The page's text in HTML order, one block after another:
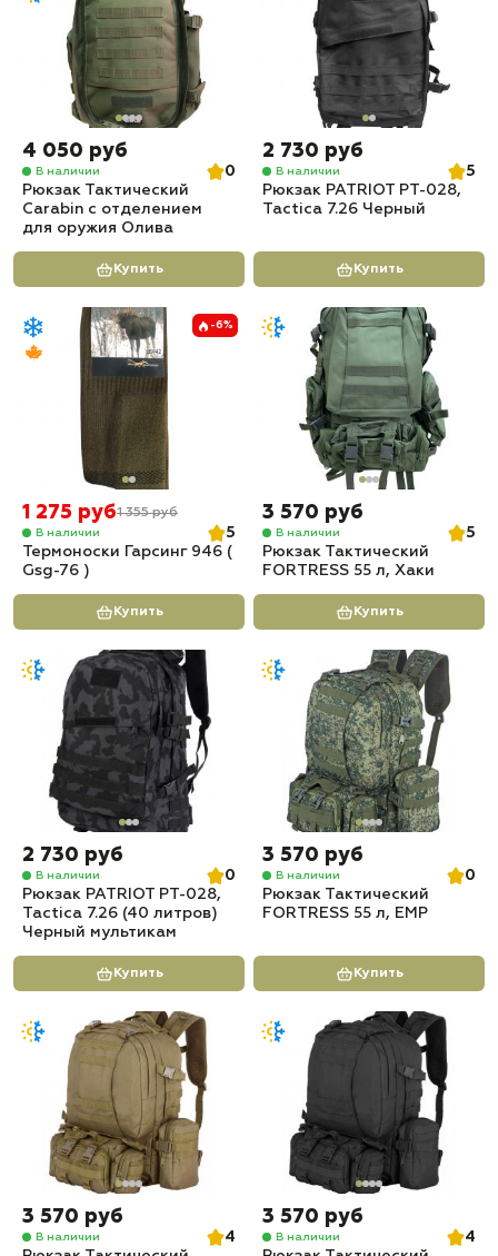
4 050 руб
В наличии
0
Рюкзак Тактический
Carabin с отделением
для оружия Олива
Купить
2 730 руб
В наличии
5
Рюкзак PATRIOT РТ-028,
Tactica 7.26 Черный
Купить
-6%
1 275 руб1 355 руб
В наличии
5
Термоноски Гарсинг 946 (
Gsg-76 )
Купить
3 570 руб
В наличии
5
Рюкзак Тактический
FORTRESS 55 л, Хаки
Купить
2 730 руб
В наличии
0
Рюкзак PATRIOT РТ-028,
Tactica 7.26 (40 литров)
Черный мультикам
Купить
3 570 руб
В наличии
0
Рюкзак Тактический
FORTRESS 55 л, ЕМР
Купить
3 570 руб
В наличии
4
3 570 руб
В наличии
4